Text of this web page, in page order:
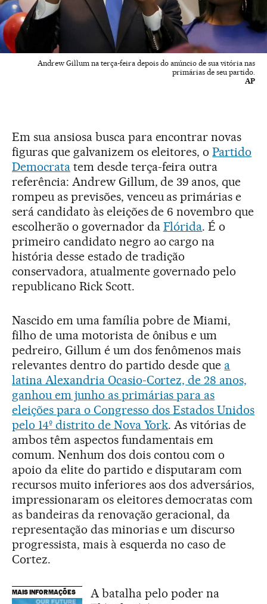
Andrew Gillum na terça-feira depois do anúncio de sua vitória nas
primárias de seu partido.
AP
Em sua ansiosa busca para encontrar novas
figuras que galvanizem os eleitores, oPartido
Democratatem desde terça-feira outra
referência: Andrew Gillum, de 39 anos, que
rompeu as previsões, venceu as primárias e
será candidato às eleições de 6 novembro que
escolherão o governador da Flórida. É o
primeiro candidato negro ao cargo na
história desse estado de tradição
conservadora, atualmente governado pelo
republicano Rick Scott.
Nascido em uma família pobre de Miami,
filho de uma motorista de ônibus e um
pedreiro, Gillum é um dos fenômenos mais
relevantes dentro do partido desde que a
latina Alexandria Ocasio-Cortez, de 28 anos,
ganhou em junho as primárias para as
eleições para o Congresso dos Estados Unidos
pelo 14º distrito de Nova York. As vitórias de
ambos têm aspectos fundamentais em
comum. Nenhum dos dois contou com o
apoio da elite do partido e disputaram com
recursos muito inferiores aos dos adversários,
impressionaram os eleitores democratas com
as bandeiras da renovação geracional, da
representação das minorias e um discurso
progressista, mais à esquerda no caso de
Cortez.
MAIS INFORMAÇÕES
A batalha pelo poder na